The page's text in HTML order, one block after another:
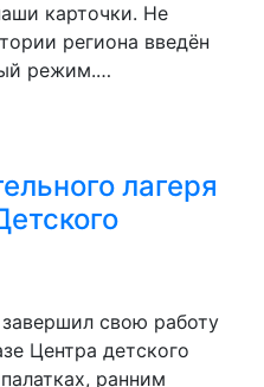
карточки. Не
региона введён
режим.…
лагеря
свою работу
Центра детского
ранним